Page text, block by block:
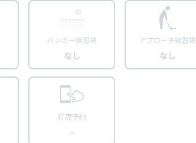
バンカー練習場
なし
アプローチ練習場
なし
打席予約
-